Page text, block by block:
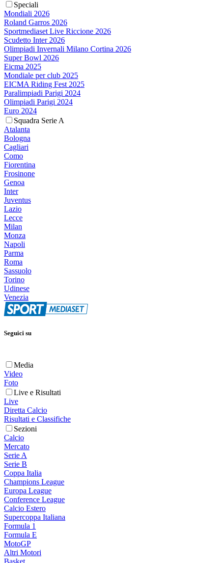
Speciali
Mondiali 2026
Roland Garros 2026
Sportmediaset Live Riccione 2026
Scudetto Inter 2026
Olimpiadi Invernali Milano Cortina 2026
Super Bowl 2026
Eicma 2025
Mondiale per club 2025
EICMA Riding Fest 2025
Paralimpiadi Parigi 2024
Olimpiadi Parigi 2024
Euro 2024
Squadra Serie A
Atalanta
Bologna
Cagliari
Como
Fiorentina
Frosinone
Genoa
Inter
Juventus
Lazio
Lecce
Milan
Monza
Napoli
Parma
Roma
Sassuolo
Torino
Udinese
Venezia
Seguici su
Media
Video
Foto
Live e Risultati
Live
Diretta Calcio
Risultati e Classifiche
Sezioni
Calcio
Mercato
Serie A
Serie B
Coppa Italia
Champions League
Europa League
Conference League
Calcio Estero
Supercoppa Italiana
Formula 1
Formula E
MotoGP
Altri Motori
Basket